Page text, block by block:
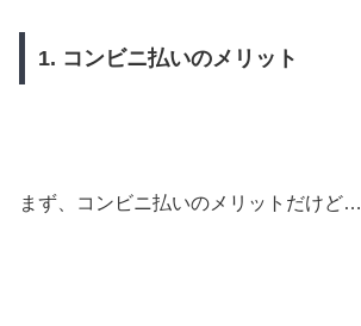
1. コンビニ払いのメリット
まず、コンビニ払いのメリットだけど…